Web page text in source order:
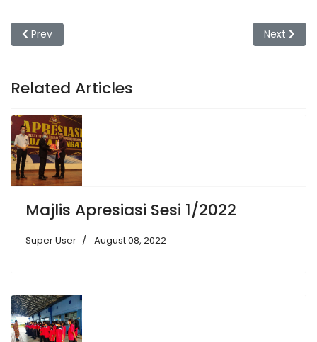
Previous article: Sambutan Program Kemerdekaan
Prev Next
Next
Related Articles
Majlis Apresiasi Sesi 1/2022
Super User August 08, 2022